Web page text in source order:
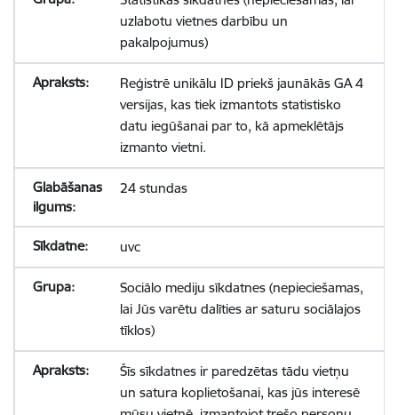
uzlabotu vietnes darbību un
pakalpojumus)
Reģistrē unikālu ID priekš jaunākās GA 4
versijas, kas tiek izmantots statistisko
datu iegūšanai par to, kā apmeklētājs
izmanto vietni.
24 stundas
uvc
Sociālo mediju sīkdatnes (nepieciešamas,
lai Jūs varētu dalīties ar saturu sociālajos
tīklos)
Šīs sīkdatnes ir paredzētas tādu vietņu
un satura koplietošanai, kas jūs interesē